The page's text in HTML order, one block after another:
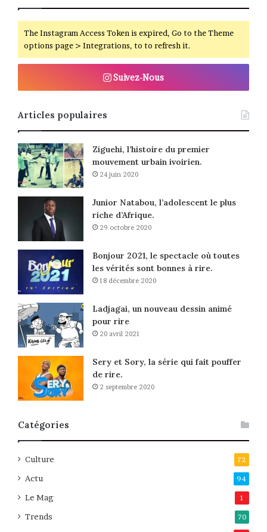
The Instagram Access Token is expired, Go to the Theme
options page > Integrations, to to refresh it.
Suivez-Nous
Articles populaires
Ziguehi, l’histoire du premier
mouvement urbain ivoirien.
24 juin 2020
Junior Natabou, l’adolescent le plus
riche d’Afrique.
29 octobre 2020
Bonjour 2021, le spectacle où toutes
les vérités sont bonnes à rire.
18 décembre 2020
Ladjagai, un nouveau dessin animé
pour rire
20 avril 2021
Sery et Sory, la série qui fait pouffer
de rire.
2 septembre 2020
Catégories
Culture 72
Actu 94
Le Mag 1
Trends 70